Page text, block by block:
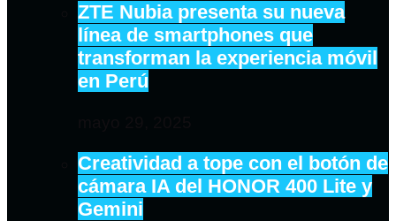
ZTE Nubia presenta su nueva
línea de smartphones que
transforman la experiencia móvil
en Perú
Creatividad a tope con el botón de
cámara IA del HONOR 400 Lite y
Gemini